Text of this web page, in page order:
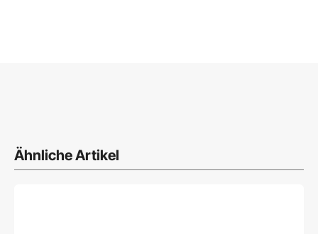
Ähnliche Artikel